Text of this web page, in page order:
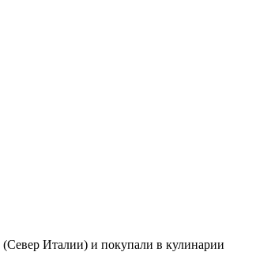
Италии) и покупали в кулинарии